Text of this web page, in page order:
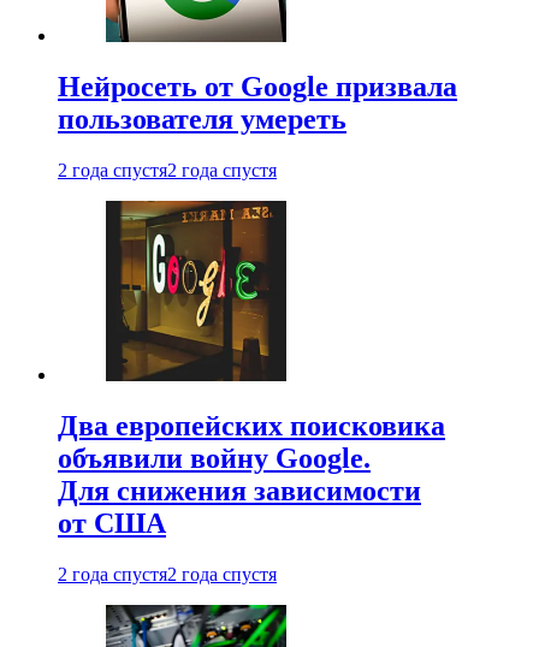
Нейросеть от Google призвала
пользователя умереть
2 года спустя2 года спустя
Два европейских поисковика
объявили войну Google.
Для снижения зависимости
от США
2 года спустя2 года спустя